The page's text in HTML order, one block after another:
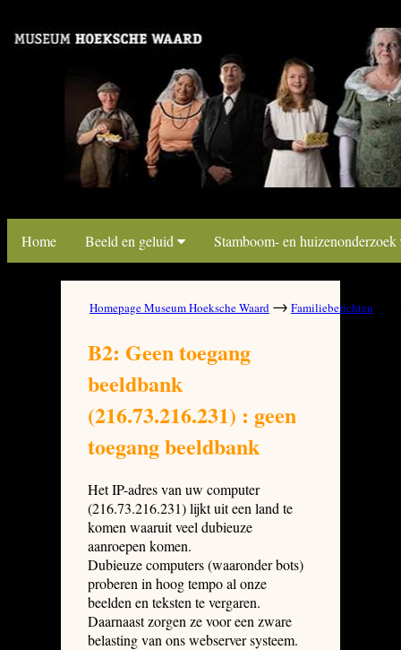
Home Beeld en geluid Stamboom- en huizenonderzoek
Homepage Museum Hoeksche Waard → Familieberichten
B2: Geen toegang
beeldbank
(216.73.216.231) : geen
toegang beeldbank
Het IP-adres van uw computer
(216.73.216.231) lijkt uit een land te
komen waaruit veel dubieuze
aanroepen komen.
Dubieuze computers (waaronder bots)
proberen in hoog tempo al onze
beelden en teksten te vergaren.
Daarnaast zorgen ze voor een zware
belasting van ons webserver systeem.